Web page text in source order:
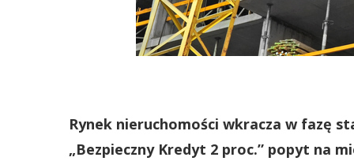
Rynek nieruchomości wkracza w fazę
„Bezpieczny Kredyt 2 proc.” popyt na